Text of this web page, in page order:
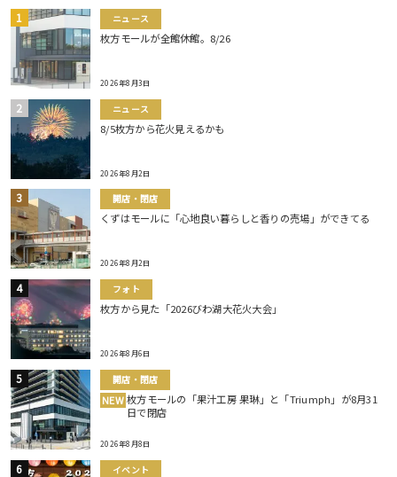
ニュース
枚方モールが全館休館。8/26
2026年8月3日
ニュース
8/5枚方から花火見えるかも
2026年8月2日
開店・閉店
くずはモールに「心地良い暮らしと香りの売場」ができてる
2026年8月2日
フォト
枚方から見た「2026びわ湖大花火大会」
2026年8月6日
開店・閉店
NEW 枚方モールの「果汁工房 果琳」と「Triumph」が8月31
日で閉店
2026年8月8日
イベント